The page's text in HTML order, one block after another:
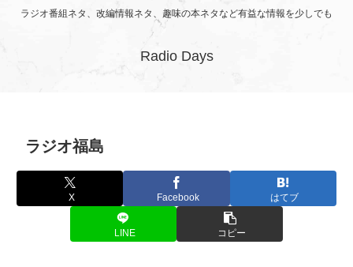
ラジオ番組ネタ、改編情報ネタ、趣味の本ネタなど有益な情報を少しでも
Radio Days
ラジオ福島
X Facebook はてブ
LINE コピー